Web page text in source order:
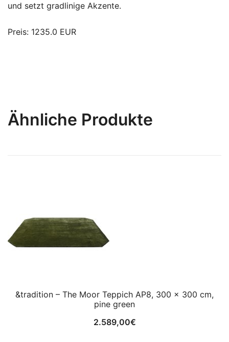
und setzt gradlinige Akzente.
Preis: 1235.0 EUR
Ähnliche Produkte
&tradition – The Moor Teppich AP8, 300 x 300 cm,
pine green
2.589,00€